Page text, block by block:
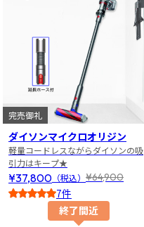
終了間近
完売御礼
ダイソンマイクロオリジン
軽量コードレスながらダイソンの吸
引力はキープ★
¥37,800 （税込） ¥64,900
7件